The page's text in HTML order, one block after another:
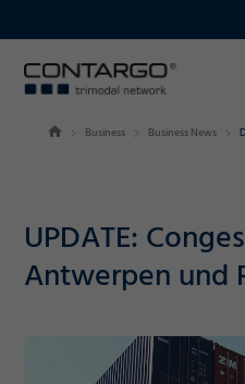
Business Business News
UPDATE:
Antwerpen und